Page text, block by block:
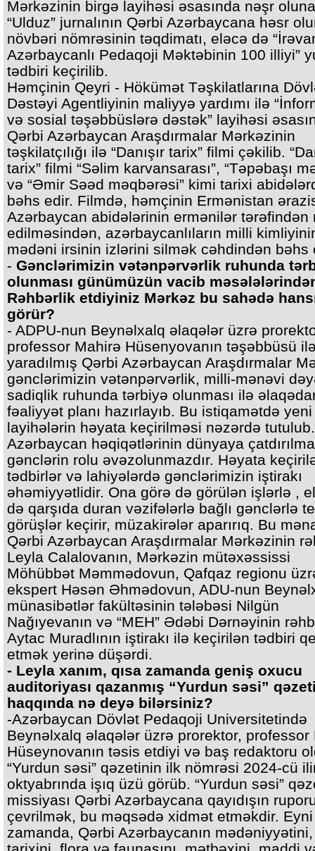
Mərkəzinin birgə layihəsi əsasında nəşr
“Ulduz” jurnalının Qərbi Azərbaycana həsr
növbəri nömrəsinin təqdimatı, eləcə də
Azərbaycanlı Pedaqoji Məktəbinin 100 illiyi”
tədbiri keçirilib.
Həmçinin Qeyri - Hökümət Təşkilatlarına
Dəstəyi Agentliyinin maliyyə yardımı ilə
və sosial təşəbbüslərə dəstək” layihəsi
Qərbi Azərbaycan Araşdırmalar Mərkəzinin
təşkilatçılığı ilə “Danışır tarix” filmi çəkilib.
tarix” filmi “Səlim karvansarası”, “Təpəbaşı
və “Əmir Səəd məqbərəsi” kimi tarixi
bəhs edir. Filmdə, həmçinin Ermənistan
Azərbaycan abidələrinin ermənilər tərəfindən
edilməsindən, azərbaycanlıların milli
mədəni irsinin izlərini silmək cəhdindən bəhs
- Gənclərimizin vətənpərvərlik ruhunda
olunması günümüzün vacib
Rəhbərlik etdiyiniz Mərkəz bu sahədə
görür?
- ADPU-nun Beynəlxalq əlaqələr üzrə
professor Mahirə Hüsenyovanın təşəbbüsü
yaradılmış Qərbi Azərbaycan Araşdırmalar
gənclərimizin vətənpərvərlik, milli-mənəvi
sadiqlik ruhunda tərbiyə olunması ilə
fəaliyyət planı hazırlayıb. Bu istiqamətdə yeni
layihələrin həyata keçirilməsi nəzərdə
Azərbaycan həqiqətlərinin dünyaya
gənclərin rolu əvəzolunmazdır. Həyata
tədbirlər və lahiyələrdə gənclərimizin iştirakı
əhəmiyyətlidir. Ona görə də görülən işlərlə ,
də qarşıda duran vəzifələrlə bağlı gənclərlə
görüşlər keçirir, müzakirələr aparırıq. Bu
Qərbi Azərbaycan Araşdırmalar Mərkəzinin
Leyla Calalovanın, Mərkəzin mütəxəssissi
Möhübbət Məmmədovun, Qafqaz regionu
ekspert Həsən Əhmədovun, ADU-nun
münasibətlər fakültəsinin tələbəsi Nilgün
Nağıyevanın və “MEH” Ədəbi Dərnəyinin
Aytac Muradlının iştirakı ilə keçirilən tədbiri
etmək yerinə düşərdi.
- Leyla xanım, qısa zamanda geniş oxucu
auditoriyası qazanmış “Yurdun səsi”
haqqında nə deyə bilərsiniz?
-Azərbaycan Dövlət Pedaqoji Universitetində
Beynəlxalq əlaqələr üzrə prorektor, professor
Hüseynovanın təsis etdiyi və baş redaktoru
“Yurdun səsi” qəzetinin ilk nömrəsi 2024-cü
oktyabrında işıq üzü görüb. “Yurdun səsi”
missiyası Qərbi Azərbaycana qayıdışın
çevrilmək, bu məqsədə xidmət etməkdir. Eyni
zamanda, Qərbi Azərbaycanın mədəniyyətini,